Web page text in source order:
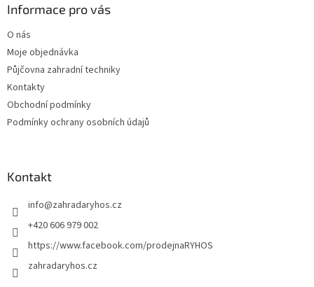
Informace pro vás
O nás
Moje objednávka
Půjčovna zahradní techniky
Kontakty
Obchodní podmínky
Podmínky ochrany osobních údajů
Kontakt
info@zahradaryhos.cz
+420 606 979 002
https://www.facebook.com/prodejnaRYHOS
zahradaryhos.cz